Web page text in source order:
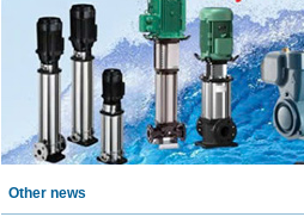
Other news